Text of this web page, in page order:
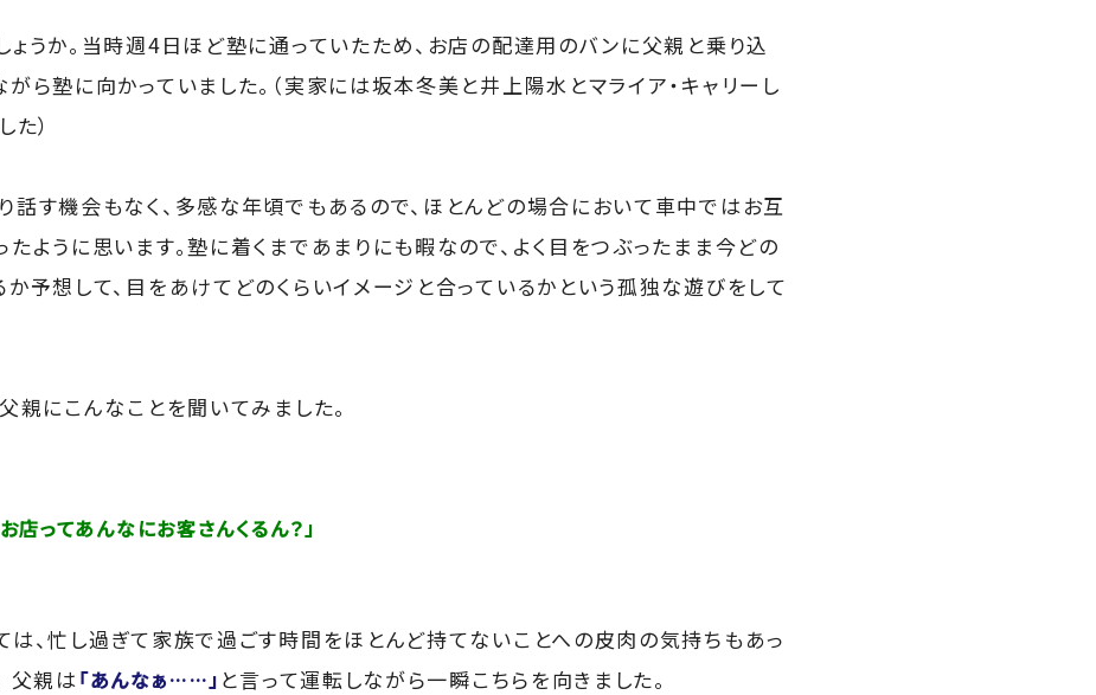
ょうか。当時週4日ほど塾に通っていたため、お店の配達用のバンに父親と乗り込
ら塾に向かっていました。（実家には坂本冬美と井上陽水とマライア・キャリーし
）
話す機会もなく、多感な年頃でもあるので、ほとんどの場合において車中ではお互
ように思います。塾に着くまであまりにも暇なので、よく目をつぶったまま今どの
予想して、目をあけてどのくらいイメージと合っているかという孤独な遊びをして
親にこんなことを聞いてみました。
店ってあんなにお客さんくるん？」
は、忙し過ぎて家族で過ごす時間をほとんど持てないことへの皮肉の気持ちもあっ
父親は「あんなぁ……」 と言って運転しながら一瞬こちらを向きました。